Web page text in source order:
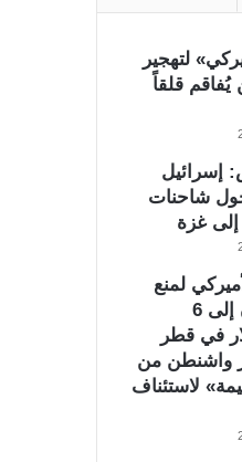
لتهجير
يُفاقم قلقاً
إسرائيل
شاحنات
غزة
لمنع
وصول إيران إلى 6
في قطر
واشنطن من
لاستئناف